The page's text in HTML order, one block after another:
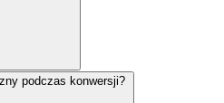
podczas konwersji?